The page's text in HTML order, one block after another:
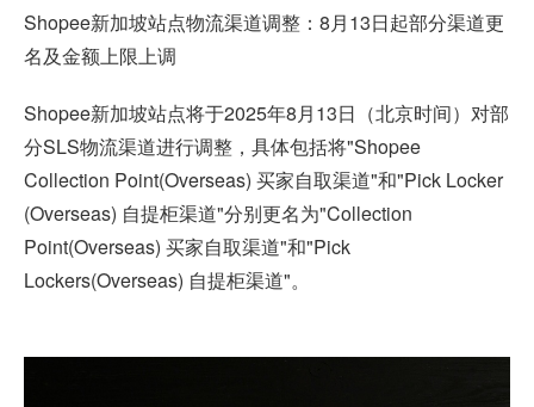
Shopee新加坡站点物流渠道调整：8月13日起部分渠道更
名及金额上限上调
Shopee新加坡站点将于2025年8月13日（北京时间）对部
分SLS物流渠道进行调整，具体包括将"Shopee
Collection Point(Overseas) 买家自取渠道"和"Pick Locker
(Overseas) 自提柜渠道"分别更名为"Collection
Point(Overseas) 买家自取渠道"和"Pick
Lockers(Overseas) 自提柜渠道"。